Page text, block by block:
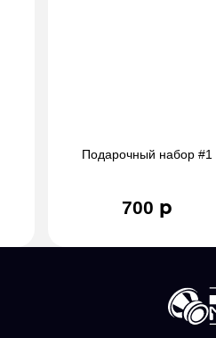
Подарочный набор #1
700 р